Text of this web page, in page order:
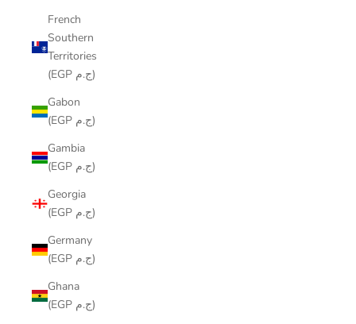
French
Southern
Territories
(EGP ج.م)
Gabon
(EGP ج.م)
Gambia
(EGP ج.م)
Georgia
(EGP ج.م)
Germany
(EGP ج.م)
Ghana
(EGP ج.م)